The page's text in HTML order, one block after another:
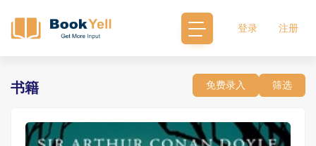
登录 注册
书籍 免费录入 筛选